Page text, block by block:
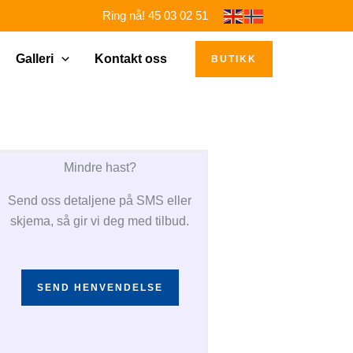
Ring nå! 45 03 02 51
Galleri Kontakt oss BUTIKK
Mindre hast?
Send oss detaljene på SMS eller
skjema, så gir vi deg med tilbud.
SEND HENVENDELSE